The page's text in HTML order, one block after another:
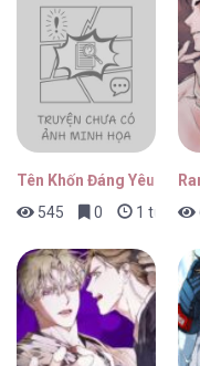
Thế
Thế
Tên Khốn Đáng Yêu Của
545
0 1 tuần